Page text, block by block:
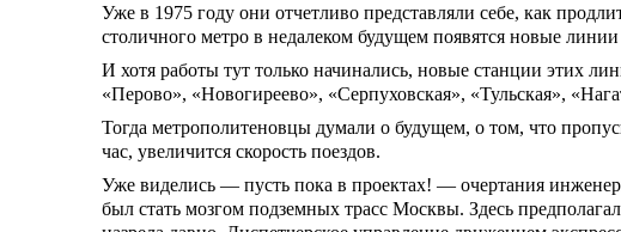
Уже в 1975 году они отчетливо представляли себе, как
столичного метро в недалеком будущем появятся новые
И хотя работы тут только начинались, новые станции этих
«Перово», «Новогиреево», «Серпуховская», «Тульская»,
Тогда метрополитеновцы думали о будущем, о том, что
час, увеличится скорость поездов.
Уже виделись — пусть пока в проектах! — очертания
был стать мозгом подземных трасс Москвы. Здесь